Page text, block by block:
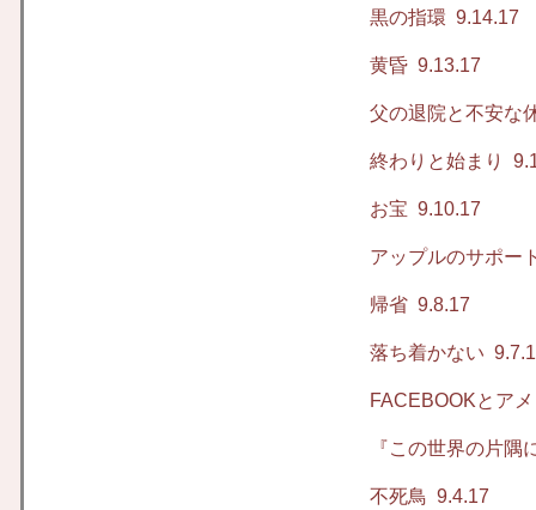
黒の指環 9.14.17
黄昏 9.13.17
父の退院と不安な
終わりと始まり
お宝 9.10.17
アップルのサポー
帰省 9.8.17
落ち着かない
FACEBOOKとア
『この世界の片
不死鳥 9.4.17